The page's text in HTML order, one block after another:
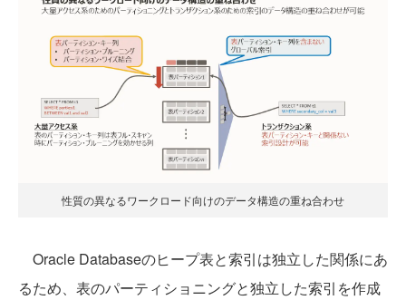
性質の異なるワークロード向けのデータ構造の重ね合わせ
Oracle Databaseのヒープ表と索引は独立した関係にあ
るため、表のパーティショニングと独立した索引を作成